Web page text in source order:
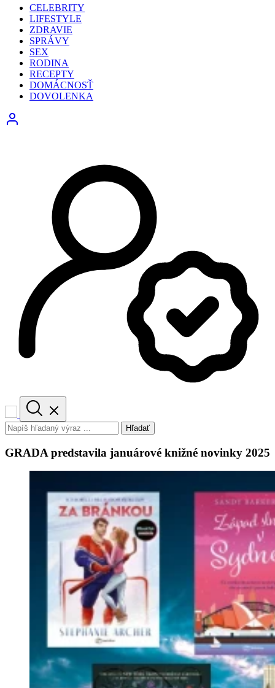
CELEBRITY
LIFESTYLE
ZDRAVIE
SPRÁVY
SEX
RODINA
RECEPTY
DOMÁCNOSŤ
DOVOLENKA
Hľadať
GRADA predstavila januárové knižné novinky 2025